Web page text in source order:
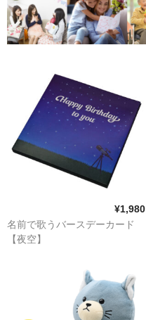
お知らせ
ご利用ガイド
購入方法
FAQ
お問い合わせ
¥1,980
名前で歌うバースデーカード
【夜空】